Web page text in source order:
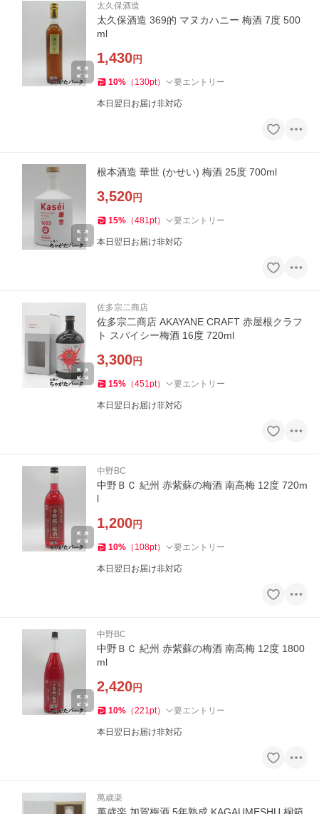
太久保酒造
太久保酒造 369的 マヌカハニー 梅酒 7度 500
ml
1,430円
10% （ 130pt） 要エントリー
本日翌日お届け非対応
根本酒造 華世 (かせい) 梅酒 25度 700ml
3,520円
15% （481pt） 要エントリー
本日翌日お届け非対応
佐多宗二商店
佐多宗二商店 AKAYANE CRAFT 赤屋根クラフ
ト スパイシー梅酒 16度 720ml
3,300円
15% （451pt） 要エントリー
本日翌日お届け非対応
中野BC
中野ＢＣ 紀州 赤紫蘇の梅酒 南高梅 12度 720m
l
1,200円
10% （ 108pt） 要エントリー
本日翌日お届け非対応
中野BC
中野ＢＣ 紀州 赤紫蘇の梅酒 南高梅 12度 1800
ml
2,420円
10% （221pt） 要エントリー
本日翌日お届け非対応
萬歳楽